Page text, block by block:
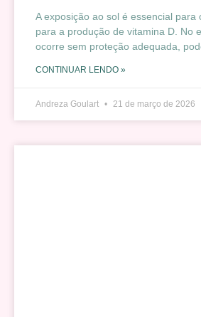
A exposição ao sol é essencial para
para a produção de vitamina D. No
ocorre sem proteção adequada,
CONTINUAR LENDO »
Andreza Goulart 21 de março de 2026